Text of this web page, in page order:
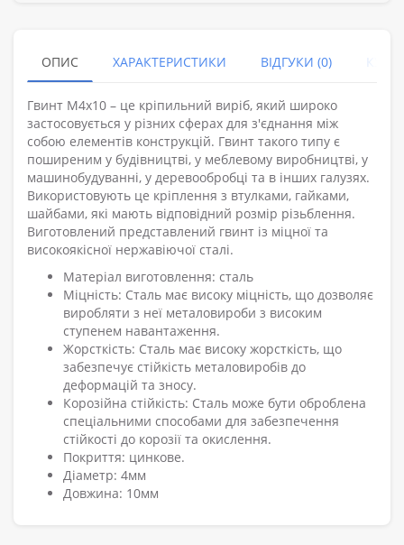
ОПИС ХАРАКТЕРИСТИКИ ВІДГУКИ (0)
Гвинт М4х10 – це кріпильний виріб, який широко
застосовується у різних сферах для з'єднання між
собою елементів конструкцій. Гвинт такого типу є
поширеним у будівництві, у меблевому виробництві, у
машинобудуванні, у деревообробці та в інших галузях.
Використовують це кріплення з втулками, гайками,
шайбами, які мають відповідний розмір різьблення.
Виготовлений представлений гвинт із міцної та
високоякісної нержавіючої сталі.
Матеріал виготовлення: сталь
Міцність: Сталь має високу міцність, що дозволяє
виробляти з неї металовироби з високим
ступенем навантаження.
Жорсткість: Сталь має високу жорсткість, що
забезпечує стійкість металовиробів до
деформацій та зносу.
Корозійна стійкість: Сталь може бути оброблена
спеціальними способами для забезпечення
стійкості до корозії та окислення.
Покриття: цинкове.
Діаметр: 4мм
Довжина: 10мм